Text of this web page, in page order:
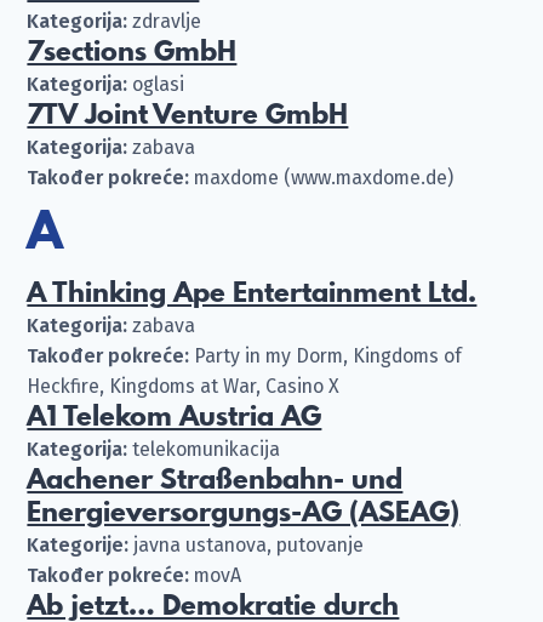
Kategorija: zdravlje
7sections GmbH
Kategorija: oglasi
7TV Joint Venture GmbH
Kategorija: zabava
Također pokreće: maxdome (www.maxdome.de)
A
A Thinking Ape Entertainment Ltd.
Kategorija: zabava
Također pokreće: Party in my Dorm, Kingdoms of
Heckfire, Kingdoms at War, Casino X
A1 Telekom Austria AG
Kategorija: telekomunikacija
Aachener Straßenbahn- und
Energieversorgungs-AG (ASEAG)
Kategorije: javna ustanova, putovanje
Također pokreće: movA
Ab jetzt… Demokratie durch